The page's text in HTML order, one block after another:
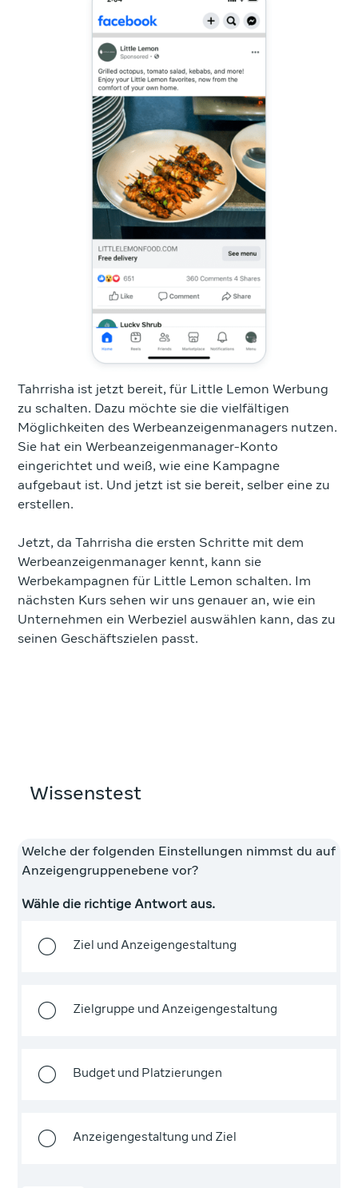
Tahrrisha ist jetzt bereit, für Little Lemon Werbung
zu schalten. Dazu möchte sie die vielfältigen
Möglichkeiten des Werbeanzeigenmanagers nutzen.
Sie hat ein Werbeanzeigenmanager-Konto
eingerichtet und weiß, wie eine Kampagne
aufgebaut ist. Und jetzt ist sie bereit, selber eine zu
erstellen.
Jetzt, da Tahrrisha die ersten Schritte mit dem
Werbeanzeigenmanager kennt, kann sie
Werbekampagnen für Little Lemon schalten. Im
nächsten Kurs sehen wir uns genauer an, wie ein
Unternehmen ein Werbeziel auswählen kann, das zu
seinen Geschäftszielen passt.
Wissenstest
Welche der folgenden Einstellungen nimmst du auf
Anzeigengruppenebene vor?
Wähle die richtige Antwort aus.
Ziel und Anzeigengestaltung
Zielgruppe und Anzeigengestaltung
Budget und Platzierungen
Anzeigengestaltung und Ziel